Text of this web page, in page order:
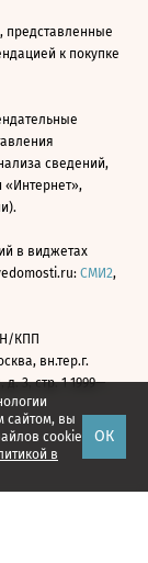
сайтом, вы
cookie
в
ОК
представленные
к покупке
сведений,
«Интернет»,
в виджетах
СМИ2,
КПП
вн.тер.г.
3, стр. 1 1999—